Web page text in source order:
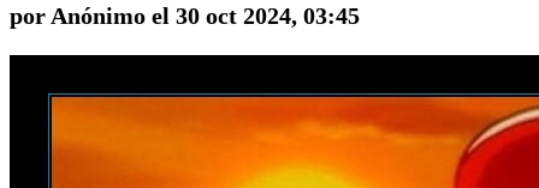
por Anónimo el 30 oct 2024, 03:45